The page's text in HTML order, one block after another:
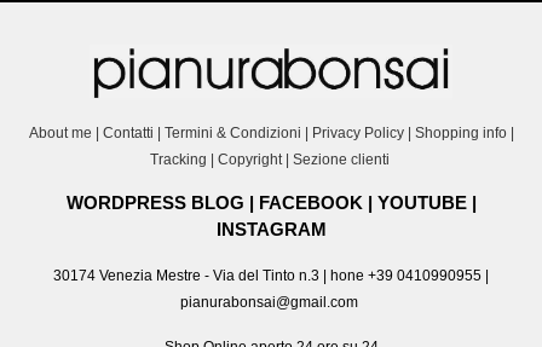
About me Contatti Termini & Condizioni Privacy Policy| Shopping info|
Tracking
Copyright| Sezione clienti
WORDPRESS BLOG | FACEBOOK | YOUTUBE|
INSTAGRAM
30174 Venezia Mestre - Via del Tinto n.3 | hone +39 0410990955 |
pianurabonsai@gmail.com